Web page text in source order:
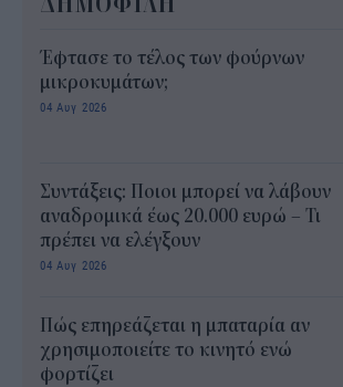
Έφτασε το τέλος των φούρνων
μικροκυμάτων;
04 Αυγ 2026
Συντάξεις: Ποιοι μπορεί να λάβουν
αναδρομικά έως 20.000 ευρώ – Τι
πρέπει να ελέγξουν
04 Αυγ 2026
Πώς επηρεάζεται η μπαταρία αν
χρησιμοποιείτε το κινητό ενώ
φορτίζει